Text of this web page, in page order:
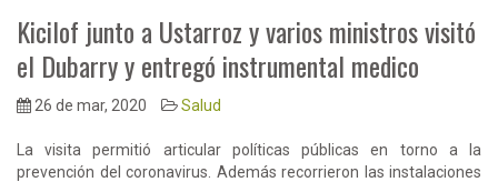
Kicilof junto a Ustarroz y varios ministros visitó
el Dubarry y entregó instrumental medico
26 de mar, 2020 Salud
La visita permitió articular políticas públicas en torno a la
prevención del coronavirus. Además recorrieron las instalaciones